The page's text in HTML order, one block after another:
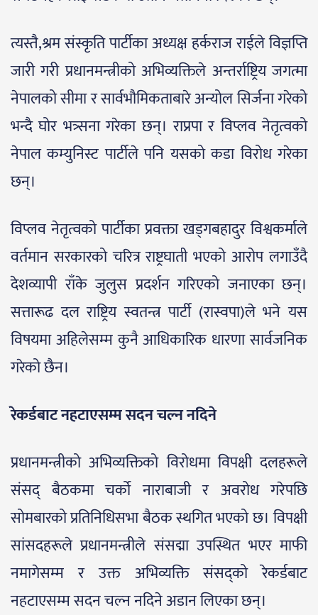
त्यस्तै,श्रम संस्कृति पार्टीका अध्यक्ष हर्कराज राईले विज्ञप्ति
जारी गरी प्रधानमन्त्रीको अभिव्यक्तिले अन्तर्राष्ट्रिय जगत्मा
नेपालको सीमा र सार्वभौमिकताबारे अन्योल सिर्जना गरेको
भन्दै घोर भत्र्सना गरेका छन्। राप्रपा र विप्लव नेतृत्वको
नेपाल कम्युनिस्ट पार्टीले पनि यसको कडा विरोध गरेका
छन्।
विप्लव नेतृत्वको पार्टीका प्रवक्ता खड्गबहादुर विश्वकर्माले
वर्तमान सरकारको चरित्र राष्ट्रघाती भएको आरोप लगाउँदै
देशव्यापी राँके जुलुस प्रदर्शन गरिएको जनाएका छन्।
सत्तारूढ दल राष्ट्रिय स्वतन्त्र पार्टी (रास्वपा)ले भने यस
विषयमा अहिलेसम्म कुनै आधिकारिक धारणा सार्वजनिक
गरेको छैन।
रेकर्डबाट नहटाएसम्म सदन चल्न नदिने
प्रधानमन्त्रीको अभिव्यक्तिको विरोधमा विपक्षी दलहरूले
संसद् बैठकमा चर्को नाराबाजी र अवरोध गरेपछि
सोमबारको प्रतिनिधिसभा बैठक स्थगित भएको छ। विपक्षी
सांसदहरूले प्रधानमन्त्रीले संसद्मा उपस्थित भएर माफी
नमागेसम्म र उक्त अभिव्यक्ति संसद्को रेकर्डबाट
नहटाएसम्म सदन चल्न नदिने अडान लिएका छन्।